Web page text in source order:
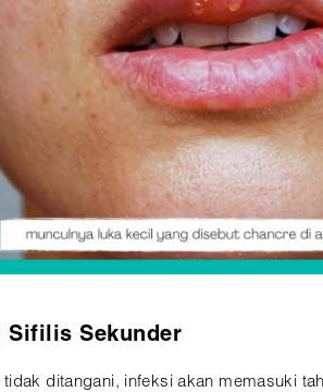
Sifilis Sekunder
ditangani, infeksi akan memasuki